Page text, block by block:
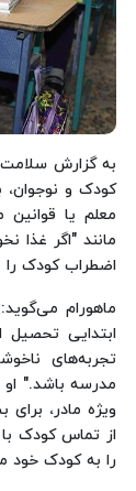
به گزارش سلامت
کودک و نوجوان،
معلم یا
مانند "اگر غذا
اضطراب کودک
ماهورام
ابتدایی
تجربه‌های
مدرسه باشد."
ویژه مادر،
از تماس کودک
را به کودک خود